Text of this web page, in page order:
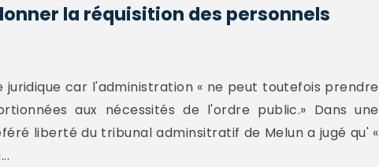
la réquisition des personnels
juridique car l'administration « ne peut toutefois prendre
aux nécessités de l'ordre public.» Dans une
liberté du tribunal adminsitratif de Melun a jugé qu' «